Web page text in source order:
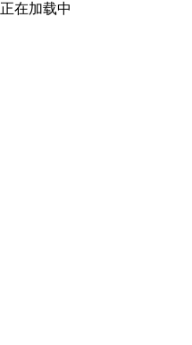
正在加载中